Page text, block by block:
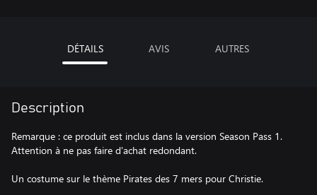
DÉTAILS AVIS AUTRES
Description
Remarque : ce produit est inclus dans la version Season Pass 1.
Attention à ne pas faire d'achat redondant.
Un costume sur le thème Pirates des 7 mers pour Christie.